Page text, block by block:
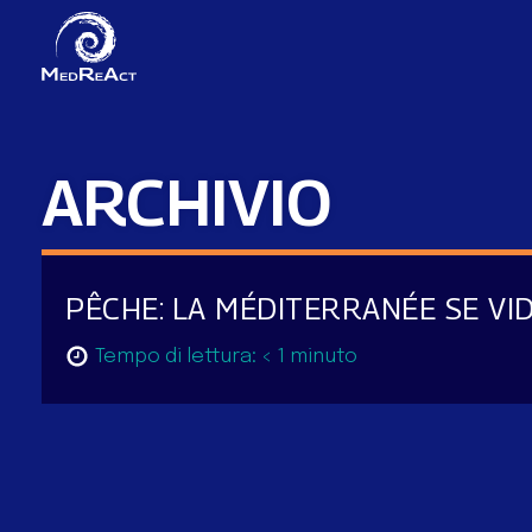
ARCHIVIO
PÊCHE: LA MÉDITERRANÉE SE
Tempo di lettura: < 1 minuto